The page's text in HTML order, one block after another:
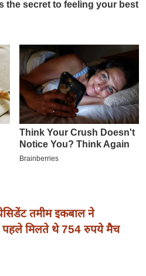
तमीम इकबाल ने
पहले मिलते थे 754 रुपये मैच